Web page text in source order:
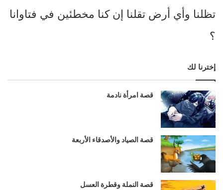
تظلنا وأي أرض تقلنا إن كنا مخطئين في فتاوانا
؟
إخترنا لك
قصة امرأة نادمة
قصة الصياد والأصدقاء الأربعة
قصة النملة وقطرة العسل